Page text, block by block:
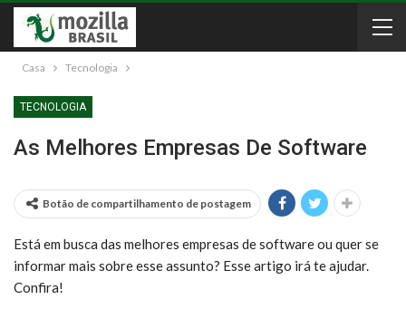
Casa Tecnologia
TECNOLOGIA
As Melhores Empresas De Software
Botão de compartilhamento de postagem
Está em busca das melhores empresas de software ou quer se
informar mais sobre esse assunto? Esse artigo irá te ajudar.
Confira!